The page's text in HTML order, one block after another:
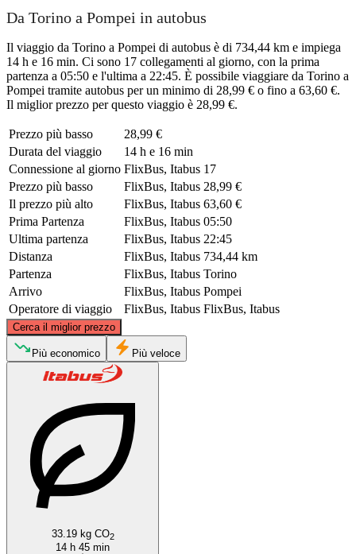
Da Torino a Pompei in autobus
Il viaggio da Torino a Pompei di autobus è di 734,44 km e impiega
14 h e 16 min. Ci sono 17 collegamenti al giorno, con la prima
partenza a 05:50 e l'ultima a 22:45. È possibile viaggiare da Torino a
Pompei tramite autobus per un minimo di 28,99 € o fino a 63,60 €.
Il miglior prezzo per questo viaggio è 28,99 €.
Prezzo più basso
28,99 €
Durata del viaggio
14 h e 16 min
Connessione al giorno FlixBus, Itabus 17
Prezzo più basso
FlixBus, Itabus 28,99 €
Il prezzo più alto
FlixBus, Itabus 63,60 €
Prima Partenza
FlixBus, Itabus 05:50
Ultima partenza
FlixBus, Itabus 22:45
Distanza
FlixBus, Itabus 734,44 km
Partenza
FlixBus, Itabus Torino
Arrivo
FlixBus, Itabus Pompei
Operatore di viaggio
FlixBus, Itabus FlixBus, Itabus
Cerca il miglior prezzo
Turin
©CARTO, ©OpenStreetMapcontributors
Più economico Più veloce
33.19 kg CO2
14 h 45 min